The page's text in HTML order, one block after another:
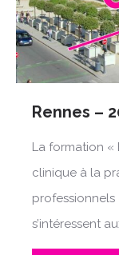
Rennes –
La formation «
clinique à la
s’intéressent